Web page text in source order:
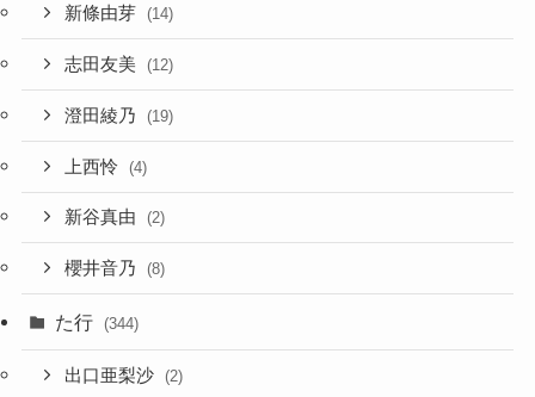
新條由芽 (14)
志田友美 (12)
澄田綾乃 (19)
上西怜 (4)
新谷真由 (2)
櫻井音乃 (8)
た行 (344)
出口亜梨沙 (2)